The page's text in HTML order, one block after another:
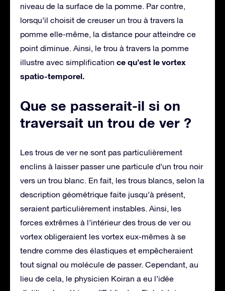
niveau de la surface de la pomme. Par contre,
lorsqu’il choisit de creuser un trou à travers la
pomme elle-même, la distance pour atteindre ce
point diminue. Ainsi, le trou à travers la pomme
illustre avec simplification ce qu’est le vortex
spatio-temporel.
Que se passerait-il si on
traversait un trou de ver ?
Les trous de ver ne sont pas particulièrement
enclins à laisser passer une particule d’un trou noir
vers un trou blanc. En fait, les trous blancs, selon la
description géométrique faite jusqu’à présent,
seraient particulièrement instables. Ainsi, les
forces extrêmes à l’intérieur des trous de ver ou
vortex obligeraient les vortex eux-mêmes à se
tendre comme des élastiques et empêcheraient
tout signal ou molécule de passer. Cependant, au
lieu de cela, le physicien Koiran a eu l’idée